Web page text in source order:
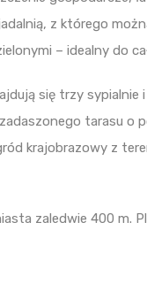
z którego
– idealny do
się trzy sypialnie i
tarasu o
krajobrazowy z
zaledwie 400 m.